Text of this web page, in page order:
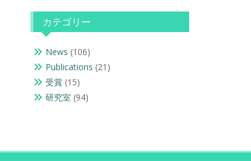
カテゴリー
News (106)
Publications (21)
受賞(15)
研究室 (94)